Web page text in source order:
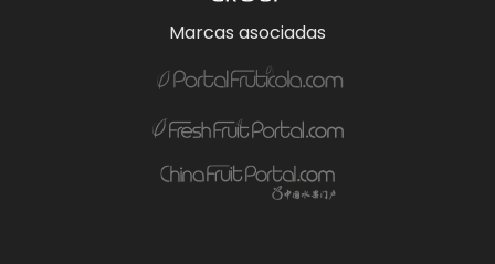
Marcas asociadas